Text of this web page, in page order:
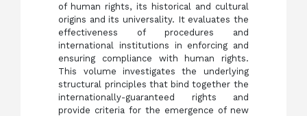
of human rights, its historical and cultural
origins and its universality. It evaluates the
effectiveness of procedures and
international institutions in enforcing and
ensuring compliance with human rights.
This volume investigates the underlying
structural principles that bind together the
internationally-guaranteed rights and
provide criteria for the emergence of new